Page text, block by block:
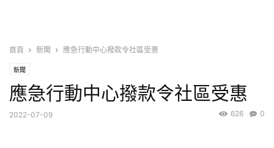
首頁 新聞 應急行動中心撥款令社區受惠
新聞
應急行動中心撥款令社區受惠
2022-07-09 0
626